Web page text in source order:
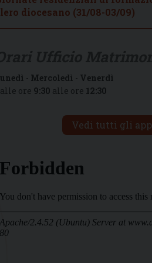
diocesano (31/08-03/09)
- Mercoledì - Venerdì
ore 9:30 alle ore 12:30
Vedi tutti gli